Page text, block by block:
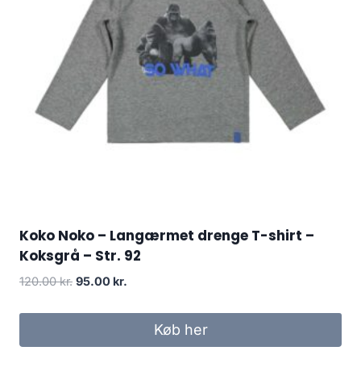
Koko Noko – Langærmet drenge T-shirt –
Koksgrå – Str. 92
120.00kr. Original
was:
95.00 kr.
is:
95.00 kr..Køb her